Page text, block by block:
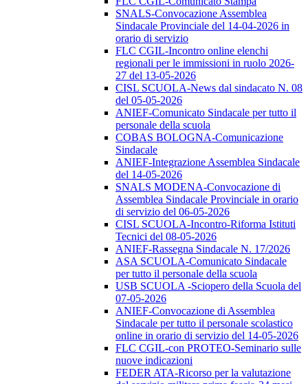
SNALS-Convocazione Assemblea
Sindacale Provinciale del 14-04-2026 in
orario di servizio
FLC CGIL-Incontro online elenchi
regionali per le immissioni in ruolo 2026-
27 del 13-05-2026
CISL SCUOLA-News dal sindacato N. 08
del 05-05-2026
ANIEF-Comunicato Sindacale per tutto il
personale della scuola
COBAS BOLOGNA-Comunicazione
Sindacale
ANIEF-Integrazione Assemblea Sindacale
del 14-05-2026
SNALS MODENA-Convocazione di
Assemblea Sindacale Provinciale in orario
di servizio del 06-05-2026
CISL SCUOLA-Incontro-Riforma Istituti
Tecnici del 08-05-2026
ANIEF-Rassegna Sindacale N. 17/2026
ASA SCUOLA-Comunicato Sindacale
per tutto il personale della scuola
USB SCUOLA -Sciopero della Scuola del
07-05-2026
ANIEF-Convocazione di Assemblea
Sindacale per tutto il personale scolastico
online in orario di servizio del 14-05-2026
FLC CGIL-con PROTEO-Seminario sulle
nuove indicazioni
FEDER ATA-Ricorso per la valutazione